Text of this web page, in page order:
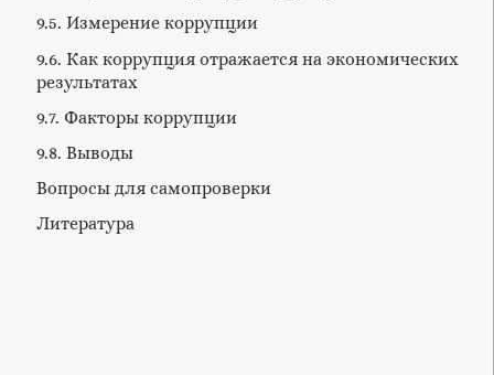
9.5. Измерение коррупции
9.6. Как коррупция отражается на экономических
результатах
9.7. Факторы коррупции
9.8. Выводы
Вопросы для самопроверки
Литература